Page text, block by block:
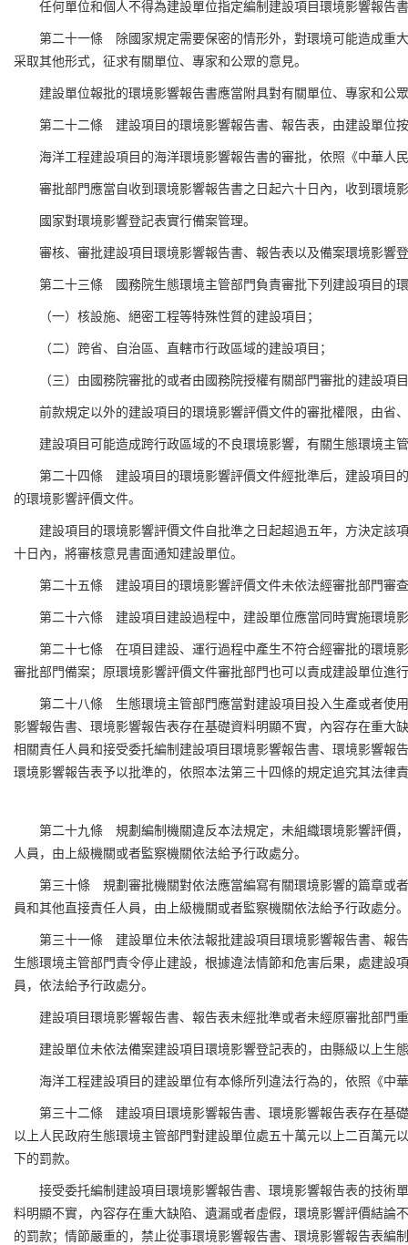
任何單位和個人不得為建設單位指定編制建設項目環境影響報告
第二十一條 除國家規定需要保密的情形外，對環境可能造成重
采取其他形式，征求有關單位、專家和公眾的意見。
建設單位報批的環境影響報告書應當附具對有關單位、專家和公
第二十二條 建設項目的環境影響報告書、報告表，由建設單位
海洋工程建設項目的海洋環境影響報告書的審批，依照《中華人
審批部門應當自收到環境影響報告書之日起六十日內，收到環境
國家對環境影響登記表實行備案管理。
審核、審批建設項目環境影響報告書、報告表以及備案環境影響
第二十三條 國務院生態環境主管部門負責審批下列建設項目的
（一）核設施、絕密工程等特殊性質的建設項目；
（二）跨省、自治區、直轄市行政區域的建設項目；
（三）由國務院審批的或者由國務院授權有關部門審批的建設項
前款規定以外的建設項目的環境影響評價文件的審批權限，由省
建設項目可能造成跨行政區域的不良環境影響，有關生態環境
第二十四條 建設項目的環境影響評價文件經批準后，建設項目
的環境影響評價文件。
建設項目的環境影響評價文件自批準之日起超過五年，方決定
十日內，將審核意見書面通知建設單位。
第二十五條 建設項目的環境影響評價文件未依法經審批部門審
第二十六條 建設項目建設過程中，建設單位應當同時實施環境
第二十七條 在項目建設、運行過程中產生不符合經審批的環境
審批部門備案；原環境影響評價文件審批部門也可以責成建設單位進
第二十八條 生態環境主管部門應當對建設項目投入生產或者使
影響報告書、環境影響報告表存在基礎資料明顯不實，內容存在重
相關責任人員和接受委托編制建設項目環境影響報告書、環境影響
環境影響報告表予以批準的，依照本法第三十四條的規定追究其法律
第二十九條 規劃編制機關違反本法規定，未組織環境影響評價
人員，由上級機關或者監察機關依法給予行政處分。
第三十條 規劃審批機關對依法應當編寫有關環境影響的篇章或
員和其他直接責任人員，由上級機關或者監察機關依法給予行政處分。
第三十一條 建設單位未依法報批建設項目環境影響報告書、報
生態環境主管部門責令停止建設，根據違法情節和危害后果，處建
員，依法給予行政處分。
建設項目環境影響報告書、報告表未經批準或者未經原審批部
建設單位未依法備案建設項目環境影響登記表的，由縣級以上生
海洋工程建設項目的建設單位有本條所列違法行為的，依照《中
第三十二條 建設項目環境影響報告書、環境影響報告表存在基
以上人民政府生態環境主管部門對建設單位處五十萬元以上二百萬
下的罰款。
接受委托編制建設項目環境影響報告書、環境影響報告表的技術
料明顯不實，內容存在重大缺陷、遺漏或者虛假，環境影響評價結
的罰款；情節嚴重的，禁止從事環境影響報告書、環境影響報告表編